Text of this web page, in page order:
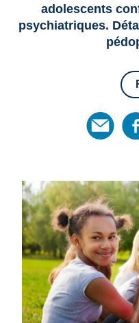
adolescents
psychiatriques.